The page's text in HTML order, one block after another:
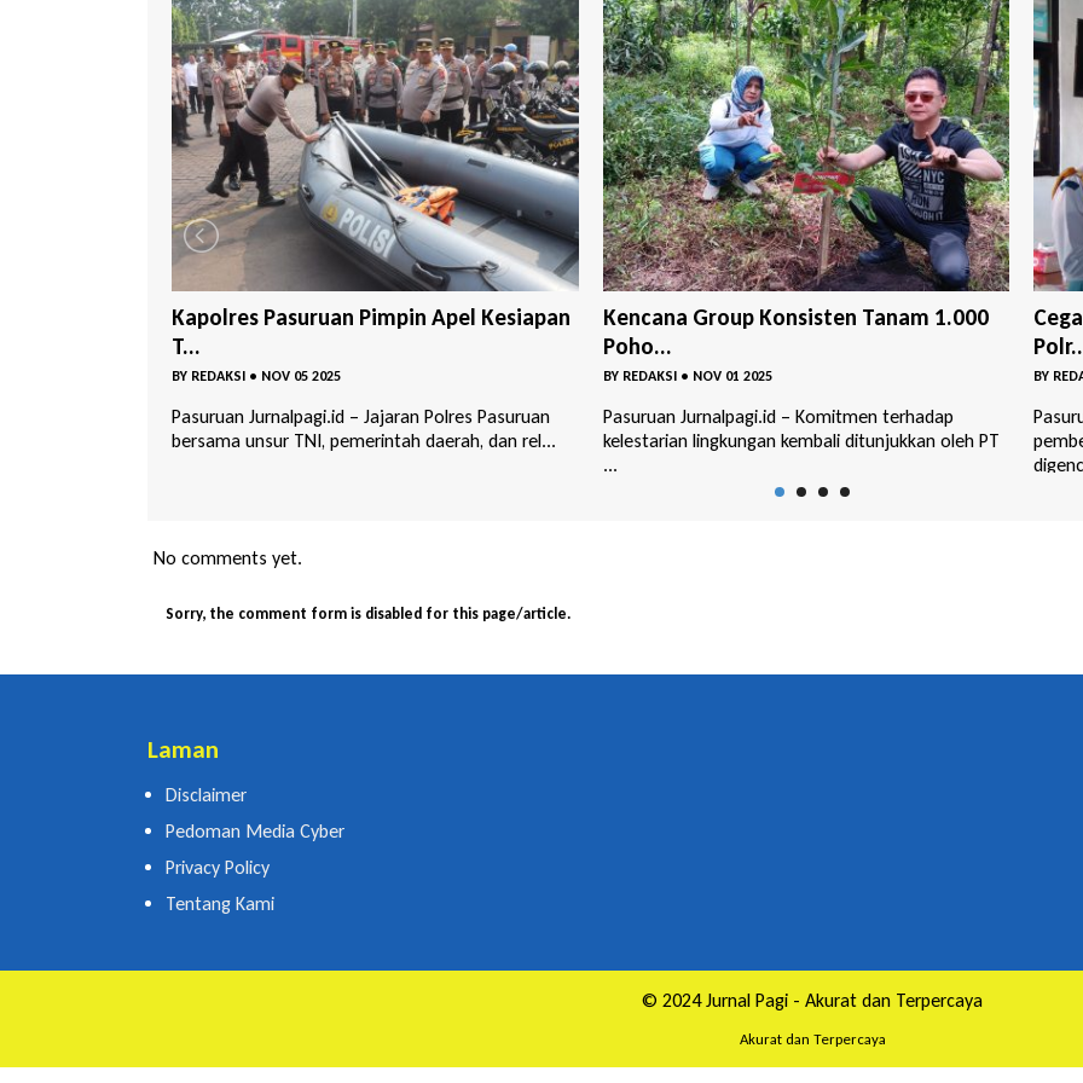
Kencana Group Konsisten Tanam 1.000
Poho...
BY REDAKSI • NOV 01 2025
Pasuruan Jurnalpagi.id – Komitmen terhadap
kelestarian lingkungan kembali ditunjukkan oleh PT
Cegah Sejak Dini, BNNK Pasuruan dan
Polr...
BY REDAKSI • OKT 29 2025
Pasuruan Jurnalpagi.id – Upaya pencegahan dan
pemberantasan peredaran narkoba terus
digencarka...
La...
BY
No comments yet.
Sorry, the comment form is disabled for this page/article.
Laman
Disclaimer
Pedoman Media Cyber
Privacy Policy
Tentang Kami
© 2024 Jurnal Pagi - Akurat dan Terpercaya
Akurat dan Terpercaya